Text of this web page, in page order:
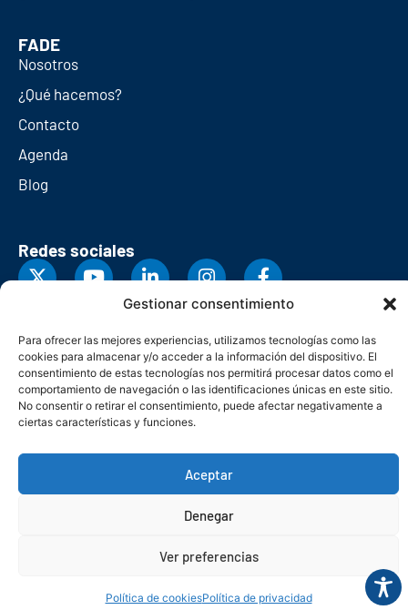
Gestionar consentimiento
Para ofrecer las mejores experiencias, utilizamos tecnologías como las
cookies para almacenar y/o acceder a la información del dispositivo. El
consentimiento de estas tecnologías nos permitirá procesar datos como el
comportamiento de navegación o las identificaciones únicas en este sitio.
No consentir o retirar el consentimiento, puede afectar negativamente a
ciertas características y funciones.
Aceptar
Denegar
Ver preferencias
Política de cookiesPolítica de privacidad
FADE
Nosotros
¿Qué hacemos?
Contacto
Agenda
Blog
Redes sociales
© Copyright 2026. Federación Asturiana de Empresarios
Política de cookies